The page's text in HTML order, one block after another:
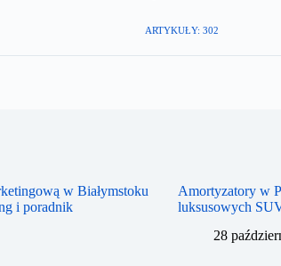
ARTYKUŁY: 302
w Białymstoku
i poradnik
Amortyzatory w
luksusowych
28